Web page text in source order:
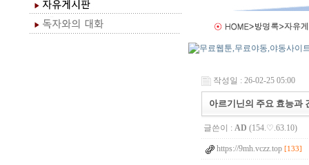
작성일 : 26-02-25 05:00
아르기닌의 주요 효능과
글쓴이 : AD (154.♡.63.10)
https://9mh.vczz.top [133]